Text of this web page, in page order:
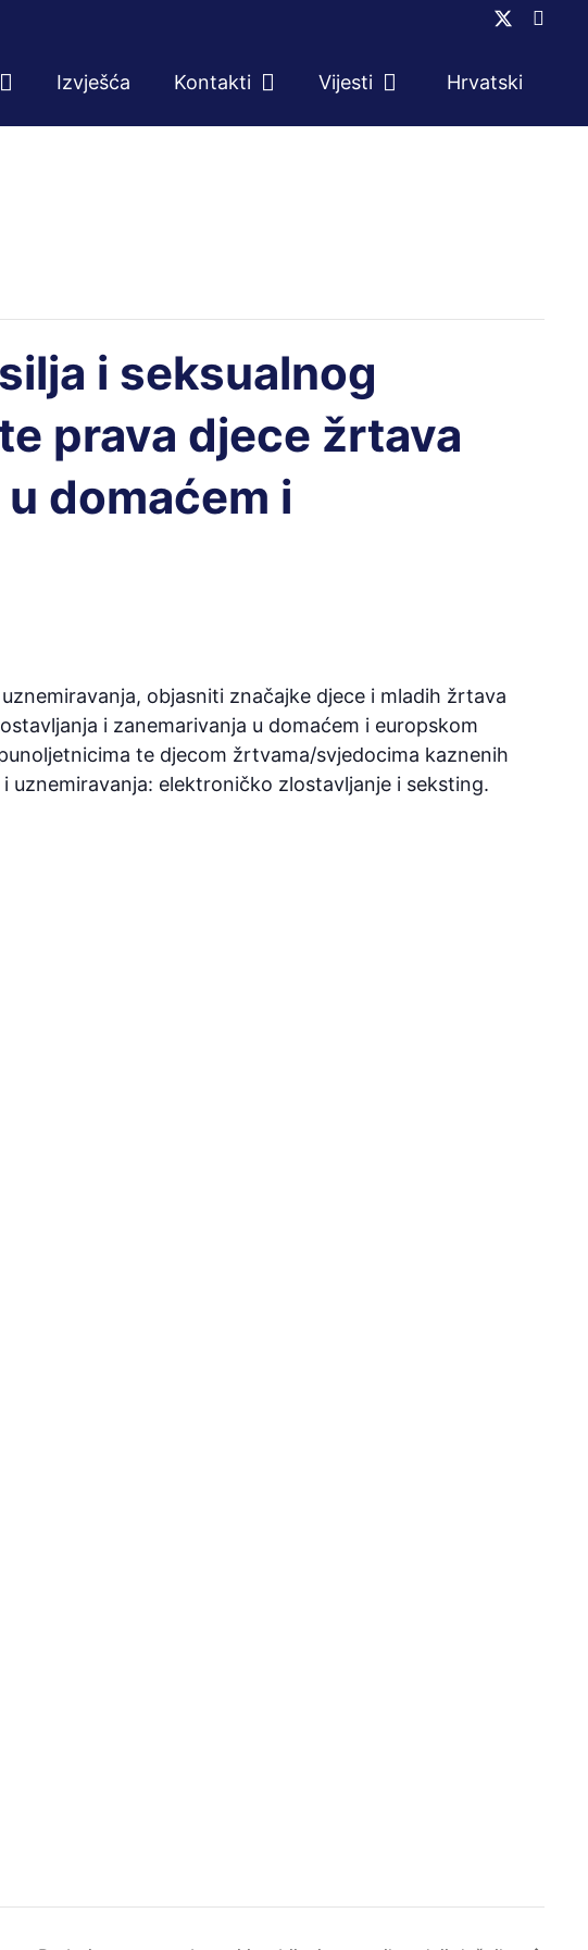
Izvješća Kontakti Vijesti Hrvatski
i seksualnog
prava djece žrtava
domaćem i
objasniti značajke djece i mladih žrtava
i zanemarivanja u domaćem i europskom
te djecom žrtvama/svjedocima kaznenih
uznemiravanja: elektroničko zlostavljanje i seksting.